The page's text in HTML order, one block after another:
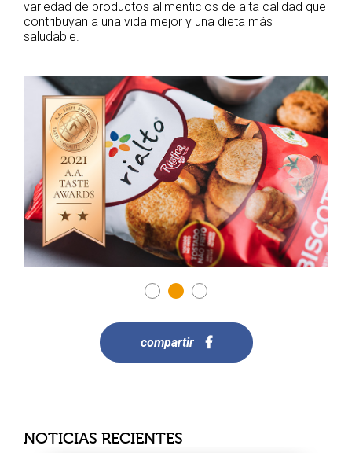
variedad de productos alimenticios de alta calidad que
contribuyan a una vida mejor y una dieta más
saludable.
compartir
NOTICIAS RECIENTES